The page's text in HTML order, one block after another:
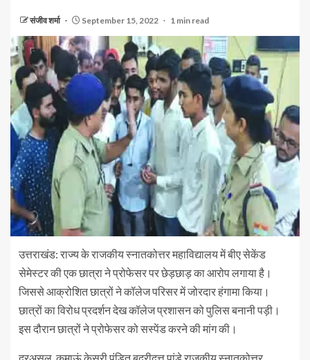
संजीव शर्मा September 15, 2022 1 min read
उत्तराखंड: राज्य के राजकीय स्नातकोत्तर महाविद्यालय में बीए सेकेंड
सेमेस्टर की एक छात्रा ने प्रोफेसर पर छेड़छाड़ का आरोप लगाया है।
जिससे आक्रोशित छात्रों ने कॉलेज परिसर में जोरदार हंगामा किया।
छात्रों का विरोध प्रदर्शन देख कॉलेज प्रशासन को पुलिस बनानी पड़ी।
इस दौरान छात्रों ने प्रोफेसर को सस्पेंड करने की मांग की।
दरअसल, कुमाऊं केसरी पंडित बद्रीदत्त पांडे राजकीय स्नातकोत्तर